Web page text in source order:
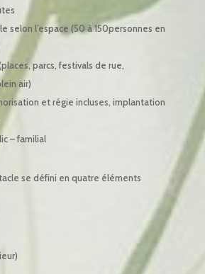
selon l’espace (50 à 150personnes en
parcs, festivals de rue,
air)
et régie incluses, implantation
– familial
se défini en quatre éléments